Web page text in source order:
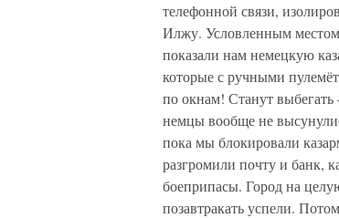
телефонной связи,
Илжу. Условленным
показали нам немецкую
которые с ручными
по окнам! Станут
немцы вообще не
пока мы блокировали
разгромили почту и банк,
боеприпасы. Город на
позавтракать успели.